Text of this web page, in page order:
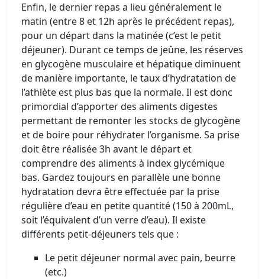
Enfin, le dernier repas a lieu généralement le
matin (entre 8 et 12h après le précédent repas),
pour un départ dans la matinée (c’est le petit
déjeuner). Durant ce temps de jeûne, les réserves
en glycogène musculaire et hépatique diminuent
de manière importante, le taux d’hydratation de
l’athlète est plus bas que la normale. Il est donc
primordial d’apporter des aliments digestes
permettant de remonter les stocks de glycogène
et de boire pour réhydrater l’organisme. Sa prise
doit être réalisée 3h avant le départ et
comprendre des aliments à index glycémique
bas. Gardez toujours en parallèle une bonne
hydratation devra être effectuée par la prise
régulière d’eau en petite quantité (150 à 200mL,
soit l’équivalent d’un verre d’eau). Il existe
différents petit-déjeuners tels que :
Le petit déjeuner normal avec pain, beurre
(etc.)